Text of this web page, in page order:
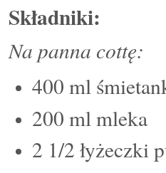
Składniki:
Na panna cottę:
400 ml
200 ml mleka
2 1/2 łyżeczki